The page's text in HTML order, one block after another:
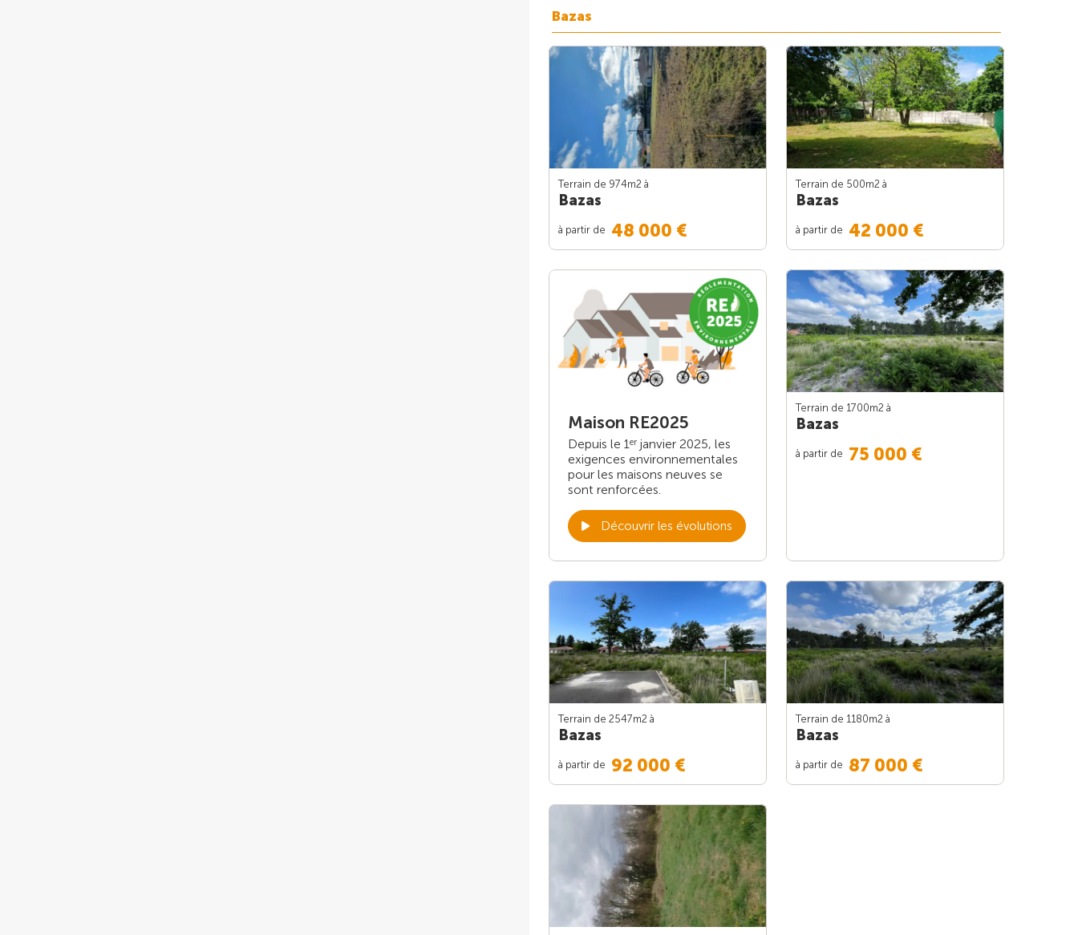
Bazas
Terrain de 974m2 à
Bazas
à partir de 48 000 €
Terrain de 500m2 à
Bazas
à partir de 42 000 €
Maison RE2025
Depuis le 1er janvier 2025, les
exigences environnementales
pour les maisons neuves se
sont renforcées.
Découvrir les évolutions
Terrain de 1700m2 à
Bazas
à partir de 75 000 €
Terrain de 2547m2 à
Bazas
à partir de 92 000 €
Terrain de 1180m2 à
Bazas
à partir de 87 000 €